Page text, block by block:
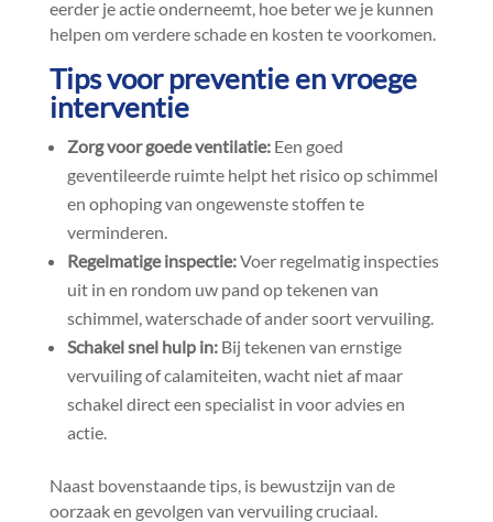
eerder je actie onderneemt, hoe beter we je kunnen
helpen om verdere schade en kosten te voorkomen.​
Tips voor preventie en vroege
interventie
Zorg voor goede ventilatie:Een goed
geventileerde ruimte helpt het risico op schimmel
en ophoping van ongewenste stoffen te
verminderen.​
Regelmatige inspectie:Voer regelmatig inspecties
uit in en rondom uw pand op tekenen van
schimmel, waterschade of ander soort vervuiling.​
Schakel snel hulp in:Bij tekenen van ernstige
vervuiling of calamiteiten, wacht niet af maar
schakel direct een specialist in voor advies en
actie.​
Naast bovenstaande tips, is bewustzijn van de
oorzaak en gevolgen van vervuiling cruciaal.​